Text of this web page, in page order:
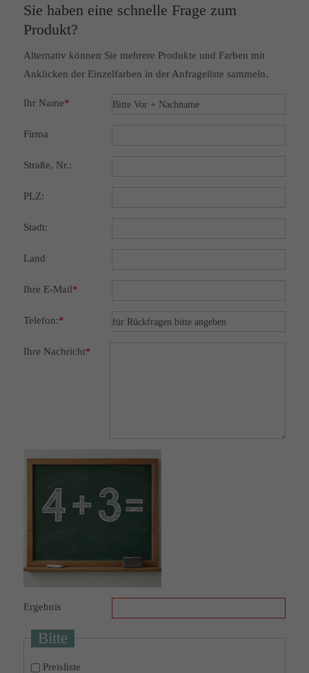
Sie haben eine schnelle Frage zum
Produkt?
Alternativ können Sie mehrere Produkte und Farben mit
Anklicken der Einzelfarben in der Anfrageliste sammeln.
Ihr Name*
Firma
Straße, Nr.:
PLZ:
Stadt:
Land
Ihre E-Mail*
Telefon:*
Ihre Nachricht*
Ergebnis
Bitte
Preisliste